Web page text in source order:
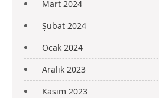
Mart 2024
Şubat 2024
Ocak 2024
Aralık 2023
Kasım 2023